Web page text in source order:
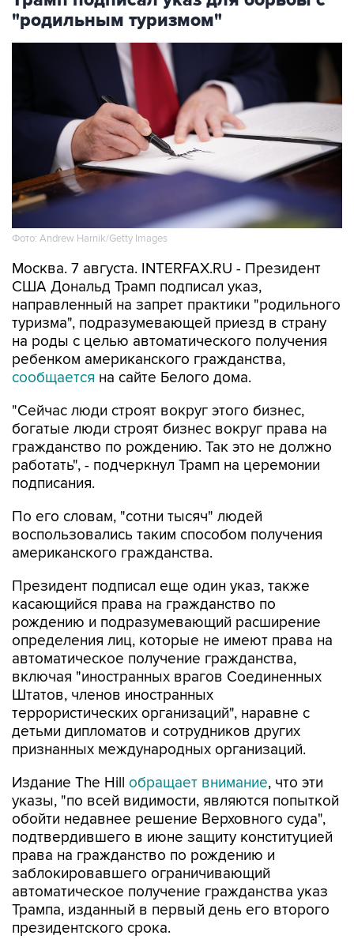
"родильным туризмом"
Фото: Andrew Harnik/Getty Images
Москва. 7 августа. INTERFAX.RU - Президент
США Дональд Трамп подписал указ,
направленный на запрет практики "родильного
туризма", подразумевающей приезд в страну
на роды с целью автоматического получения
ребенком американского гражданства,
сообщается на сайте Белого дома.
"Сейчас люди строят вокруг этого бизнес,
богатые люди строят бизнес вокруг права на
гражданство по рождению. Так это не должно
работать", - подчеркнул Трамп на церемонии
подписания.
По его словам, "сотни тысяч" людей
воспользовались таким способом получения
американского гражданства.
Президент подписал еще один указ, также
касающийся права на гражданство по
рождению и подразумевающий расширение
определения лиц, которые не имеют права на
автоматическое получение гражданства,
включая "иностранных врагов Соединенных
Штатов, членов иностранных
террористических организаций", наравне с
детьми дипломатов и сотрудников других
признанных международных организаций.
Издание The Hill обращает внимание, что эти
указы, "по всей видимости, являются попыткой
обойти недавнее решение Верховного суда",
подтвердившего в июне защиту конституцией
права на гражданство по рождению и
заблокировавшего ограничивающий
автоматическое получение гражданства указ
Трампа, изданный в первый день его второго
президентского срока.